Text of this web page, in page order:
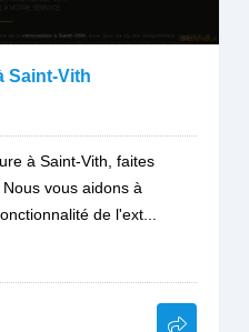
Saint-Vith
à Saint-Vith, faites
vous aidons à
de l'ext...